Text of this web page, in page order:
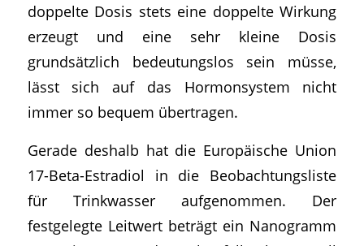
doppelte Dosis stets eine doppelte Wirkung
erzeugt und eine sehr kleine Dosis
grundsätzlich bedeutungslos sein müsse,
lässt sich auf das Hormonsystem nicht
immer so bequem übertragen.
Gerade deshalb hat die Europäische Union
17-Beta-Estradiol in die Beobachtungsliste
für Trinkwasser aufgenommen. Der
festgelegte Leitwert beträgt ein Nanogramm